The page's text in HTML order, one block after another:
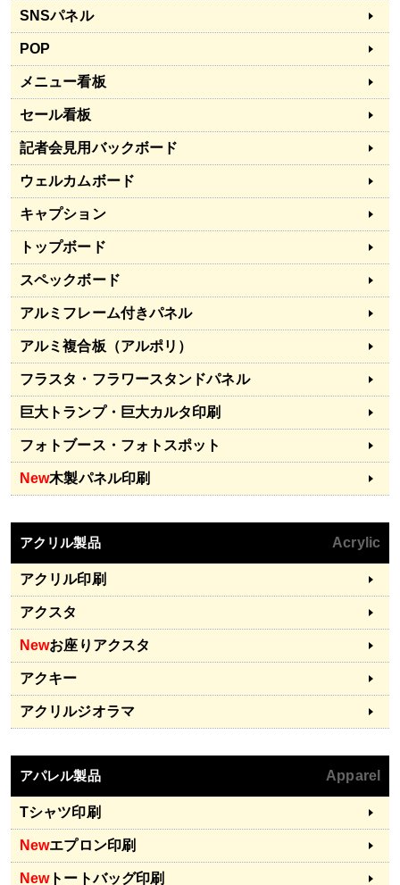
SNSパネル
POP
メニュー看板
セール看板
記者会見用バックボード
ウェルカムボード
キャプション
トップボード
スペックボード
アルミフレーム付きパネル
アルミ複合板（アルポリ）
フラスタ・フラワースタンドパネル
巨大トランプ・巨大カルタ印刷
フォトブース・フォトスポット
New木製パネル印刷
アクリル製品 Acrylic
アクリル印刷
アクスタ
Newお座りアクスタ
アクキー
アクリルジオラマ
アパレル製品 Apparel
Tシャツ印刷
Newエプロン印刷
Newトートバッグ印刷